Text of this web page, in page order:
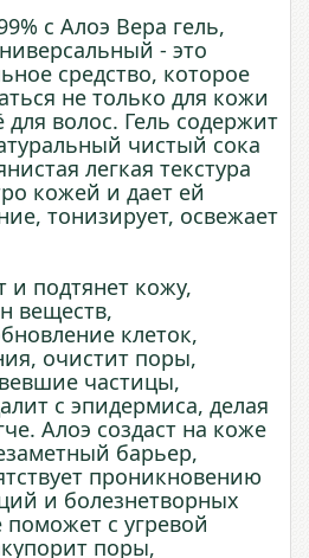
с Алоэ Вера гель,
- это
средство, которое
не только для кожи
волос. Гель содержит
чистый сока
легкая текстура
кожей и дает ей
тонизирует, освежает
и подтянет кожу,
веществ,
клеток,
очистит поры,
частицы,
с эпидермиса, делая
Алоэ создаст на коже
барьер,
проникновению
и болезнетворных
с угревой
поры,